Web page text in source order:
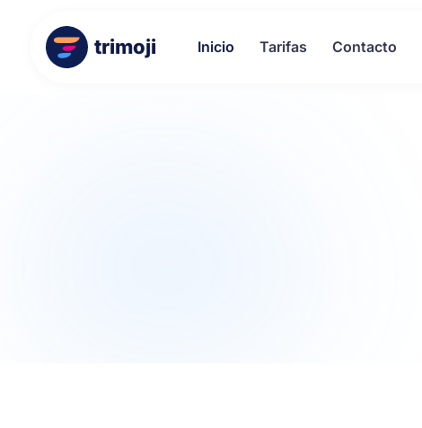
trimoji Inicio Tarifas Contacto